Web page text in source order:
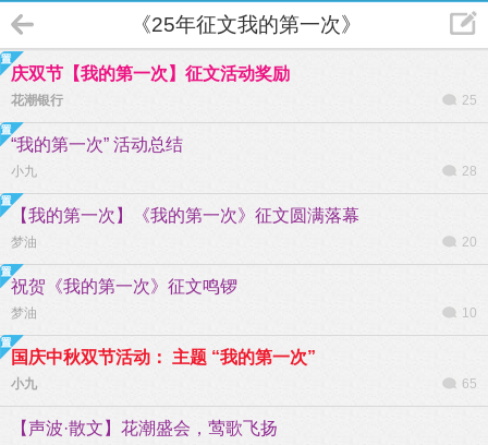
《25年征文我的第一次》
庆双节【我的第一次】征文活动奖励
花潮银行 25
“我的第一次” 活动总结
小九 28
【我的第一次】《我的第一次》征文圆满落幕
梦油 20
祝贺《我的第一次》征文鸣锣
梦油 10
国庆中秋双节活动： 主题 “我的第一次”
小九 65
【声波·散文】花潮盛会，莺歌飞扬